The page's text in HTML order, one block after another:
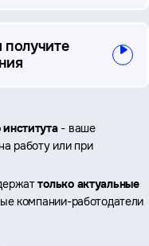
- ваше
работу или при
только актуальные
компании-работодатели